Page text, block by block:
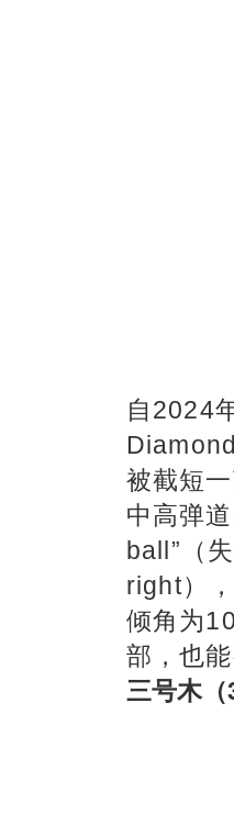
自2024
被截短
中高弹
ball”（
right）
倾角为
部，也
三号木（